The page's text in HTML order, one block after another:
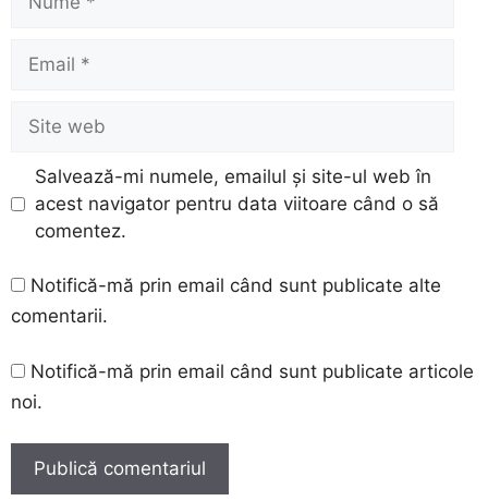
web
Salvează-mi numele, emailul și site-ul web în
acest navigator pentru data viitoare când o să
comentez.
Notifică-mă prin email când sunt publicate alte
comentarii.
Notifică-mă prin email când sunt publicate articole
noi.